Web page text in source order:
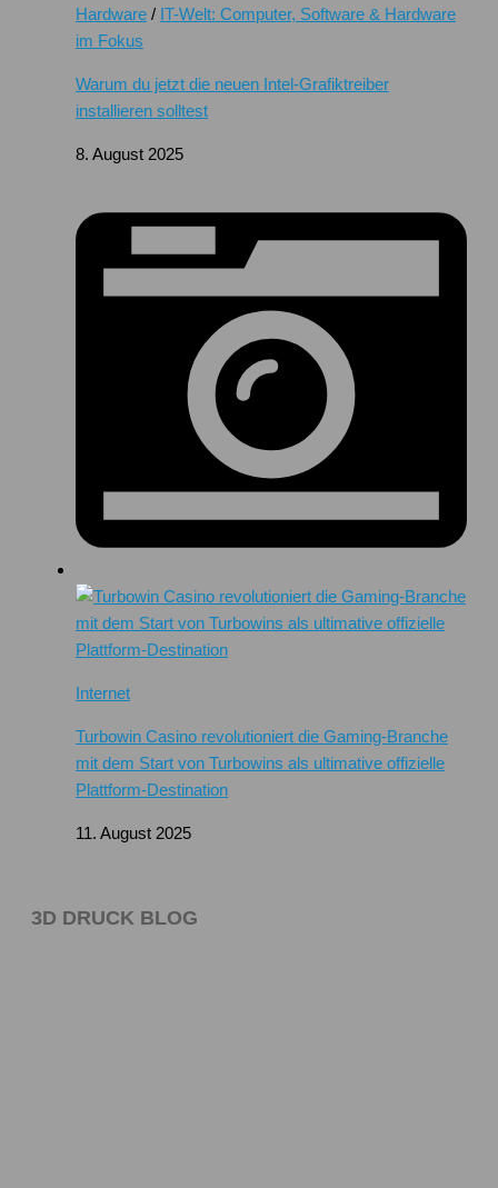
Hardware / IT-Welt: Computer, Software & Hardware
im Fokus
Warum du jetzt die neuen Intel-Grafiktreiber
installieren solltest
8. August 2025
Internet
Turbowin Casino revolutioniert die Gaming-Branche
mit dem Start von Turbowins als ultimative offizielle
Plattform-Destination
11. August 2025
3D DRUCK BLOG